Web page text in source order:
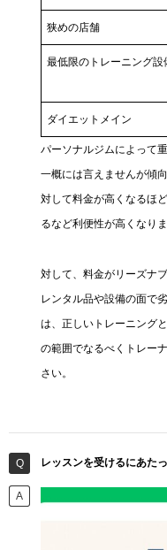
狭めの店舗
最低限のトレーニング設
ダイエットメイン
パーソナルジムによって
一概には言えませんが傾
対して料金が高くなるほ
るなど利便性が高くなりま
対して、料金がリーズナ
レンタル品や設備の面で
は、正しいトレーニング
の範囲でなるべくトレー
さい。
レッスンを受けるにあた